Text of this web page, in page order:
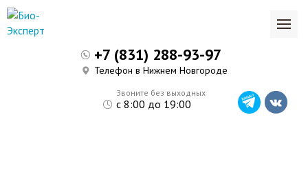
Звоните без выходных
с 8:00 до 19:00
+7 (831) 288-93-97
Телефон в Нижнем Новгороде